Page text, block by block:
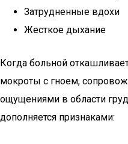
Затрудненные вдохи
Жесткое дыхание
Когда больной
мокроты с гноем,
ощущениями в области
дополняется признаками: